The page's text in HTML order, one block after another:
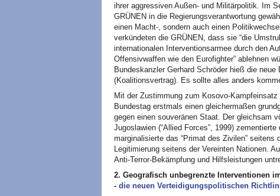
ihrer aggressiven Außen- und Militärpolitik. Im
GRÜNEN in die Regierungsverantwortung
einen Macht-, sondern auch einen
verkündeten die GRÜNEN, dass sie “die
internationalen Interventionsarmee durch den
Offensivwaffen wie den Eurofighter” ablehnen
Bundeskanzler Gerhard Schröder hieß die
(Koalitionsvertrag). Es sollte alles anders
Mit der Zustimmung zum Kosovo-
Bundestag erstmals einen gleichermaßen
gegen einen souveränen Staat. Der gleichsam
Jugoslawien (“Allied Forces”, 1999)
marginalisierte das “Primat des Zivilen” seitens
Legitimierung seitens der Vereinten Nationen.
Anti-Terror-Bekämpfung und Hilfsleistungen
2. Geografisch unbegrenzte Interventionen
- die neuen Verteidigungspolitischen